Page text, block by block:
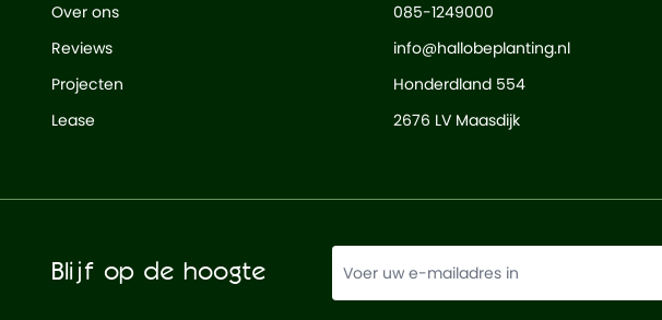
Over ons
Reviews
Projecten
Lease
085-1249000
info@hallobeplanting.nl
Honderdland 554
2676 LV Maasdijk
Blijf op de hoogte